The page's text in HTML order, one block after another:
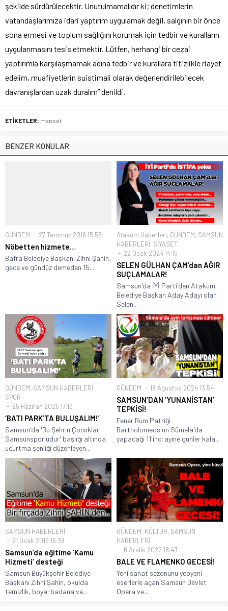
şekilde sürdürülecektir. Unutulmamalıdır ki; denetimlerin
vatandaşlarımıza idari yaptırım uygulamak değil, salgının bir önce
sona ermesi ve toplum sağlığını korumak için tedbir ve kuralların
uygulanmasını tesis etmektir. Lütfen, herhangi bir cezai
yaptırımla karşılaşmamak adına tedbir ve kurallara titizlikle riayet
edelim, muafiyetlerin suistimali olarak değerlendirilebilecek
davranışlardan uzak duralım” denildi.
ETİKETLER: manset
BENZER KONULAR
GÜNDEM 27 Temmuz 2016 15:55
Nöbetten hizmete…
Bafra Belediye Başkanı Zihni Şahin,
gece ve gündüz demeden 15...
Atakum Haberleri, GÜNDEM, SAMSUN
HABERLERİ, SİYASET
22 Ocak 2024 14:15
SELEN GÜLHAN ÇAM’dan AĞIR
SUÇLAMALAR!
Samsun'da İYİ Parti'den Atakum
Belediye Başkan Aday Adayı olan
Selen...
GÜNDEM, SAMSUN HABERLERİ,
SPOR
25 Haziran 2026 17:13
‘BATI PARK’TA BULUŞALIM!’
Samsun'da 'Bu Şehrin Çocukları
Samsunsporludur' başlığı altında
uçurtma şenliği düzenleyen...
GÜNDEM 18 Ağustos 2024 13:54
SAMSUN’DAN ‘YUNANİSTAN’
TEPKİSİ!
Fener Rum Patriği
Bartholomeos'un Sümela'da
yapacağı 11'inci ayine günler kala...
SAMSUN HABERLERİ
21 Ocak 2019 16:38
Samsun’da eğitime ‘Kamu
Hizmeti’ desteği
Samsun Büyükşehir Belediye
Başkanı Zihni Şahin, okulda
temizlik, boya-badana ve...
GÜNDEM, KÜLTÜR, SAMSUN
HABERLERİ
6 Aralık 2022 18:43
BALE VE FLAMENKO GECESİ!
Yeni sanat sezonunu yepyeni
eserlerle açan Samsun Devlet
Opera ve...